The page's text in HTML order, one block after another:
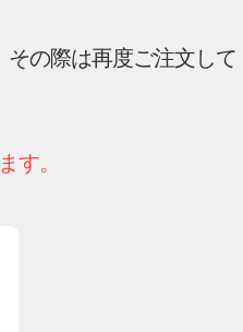
の際は再度ご注文して
す。